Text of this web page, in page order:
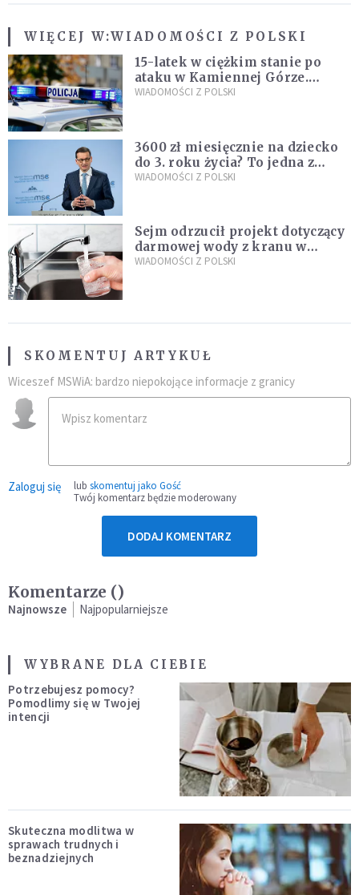
WIĘCEJ W:WIADOMOŚCI Z POLSKI
15-latek w ciężkim stanie po
ataku w Kamiennej Górze.
Policja zatrzymała dwóch
WIADOMOŚCI Z POLSKI
3600 zł miesięcznie na dziecko
do 3. roku życia? To jedna z
propozycji programu "Rozwój
WIADOMOŚCI Z POLSKI
Sejm odrzucił projekt dotyczący
darmowej wody z kranu w
restauracjach
WIADOMOŚCI Z POLSKI
SKOMENTUJ ARTYKUŁ
Wiceszef MSWiA: bardzo niepokojące informacje z granicy
Zaloguj się lub skomentuj jako Gość
Twój komentarz będzie moderowany
DODAJ KOMENTARZ
Komentarze ()
Najnowsze Najpopularniejsze
WYBRANE DLA CIEBIE
Potrzebujesz pomocy?
Pomodlimy się w Twojej
intencji
Skuteczna modlitwa w
sprawach trudnych i
beznadziejnych